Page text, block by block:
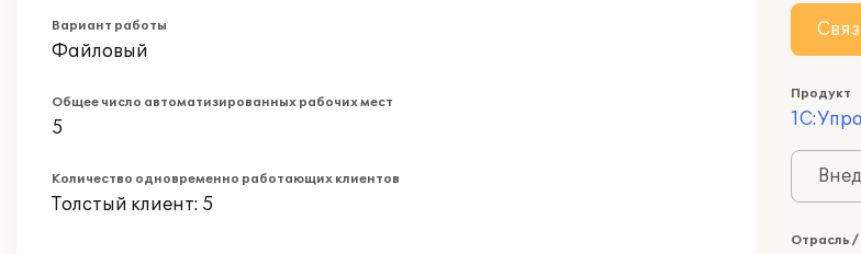
Вариант работы
Файловый
Общее число автоматизированных рабочих мест
5
Количество одновременно работающих клиентов
Толстый клиент: 5
Продукт
Отрасль